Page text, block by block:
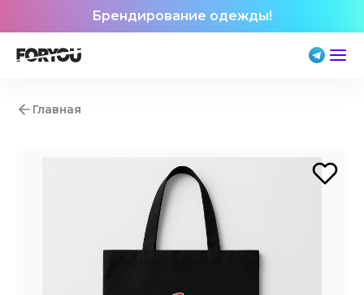
Брендирование одежды!
Главная